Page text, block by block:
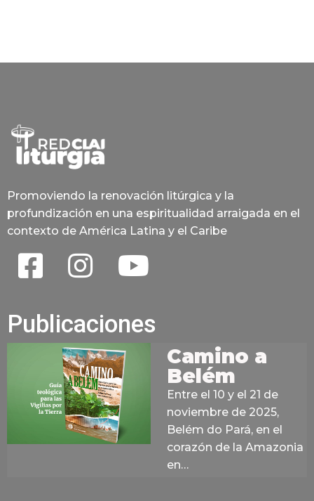
Promoviendo la renovación litúrgica y la
profundización en una espiritualidad arraigada en el
contexto de América Latina y el Caribe
Publicaciones
Camino a
Belém
Entre el 10 y el 21 de
noviembre de 2025,
Belém do Pará, en el
corazón de la Amazonia
en…